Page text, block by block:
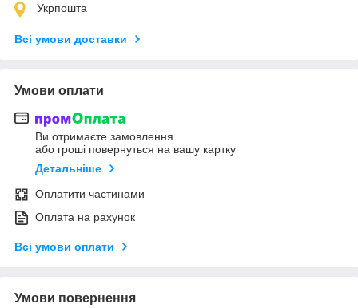
Укрпошта
Всі умови доставки
Умови оплати
Ви отримаєте замовлення
або гроші повернуться на вашу картку
Детальніше
Оплатити частинами
Оплата на рахунок
Всі умови оплати
Умови повернення